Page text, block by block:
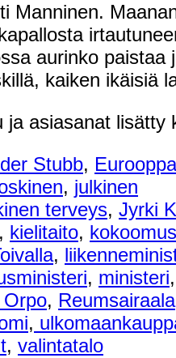
Manninen.
aurinko paistaa
kaiken ikäisiä
ja asiasanat lisätty
Stubb, Eurooppa
, julkinen
terveys, Jyrki
kielitaito, kokoomus
,
, ministeri,
, Reumsairaala
,
, valintatalo